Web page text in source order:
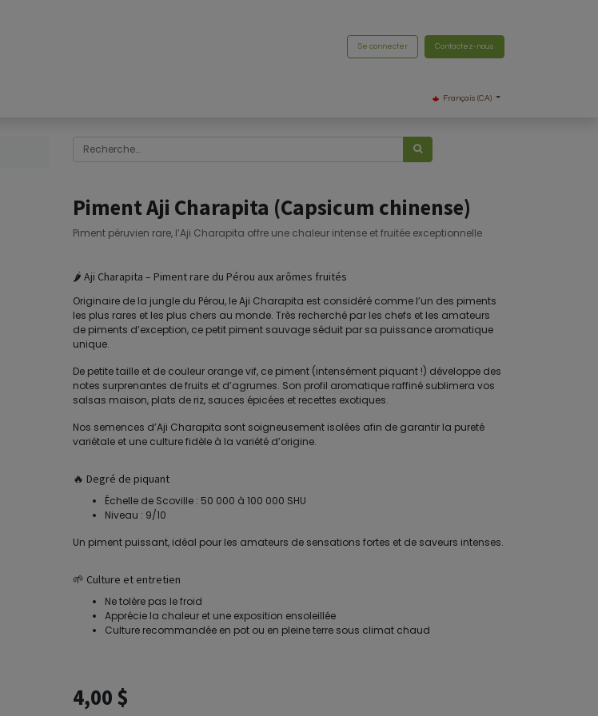
Se connecter Contactez-nous
Français (CA)
Piment Aji Charapita (Capsicum chinense)
Piment péruvien rare, l’Aji Charapita offre une chaleur intense et fruitée exceptionnelle
🌶️ Aji Charapita – Piment rare du Pérou aux arômes fruités
Originaire de la jungle du Pérou, le Aji Charapita est considéré comme l’un des piments
les plus rares et les plus chers au monde. Très recherché par les chefs et les amateurs
de piments d’exception, ce petit piment sauvage séduit par sa puissance aromatique
unique.
De petite taille et de couleur orange vif, ce piment (intensément piquant !) développe des
notes surprenantes de fruits et d’agrumes. Son profil aromatique raffiné sublimera vos
salsas maison, plats de riz, sauces épicées et recettes exotiques.
Nos semences d’Aji Charapita sont soigneusement isolées afin de garantir la pureté
variétale et une culture fidèle à la variété d’origine.
🔥 Degré de piquant
Échelle de Scoville : 50 000 à 100 000 SHU
Niveau : 9/10
Un piment puissant, idéal pour les amateurs de sensations fortes et de saveurs intenses.
🌱 Culture et entretien
Ne tolère pas le froid
Apprécie la chaleur et une exposition ensoleillée
Culture recommandée en pot ou en pleine terre sous climat chaud
4,00 $